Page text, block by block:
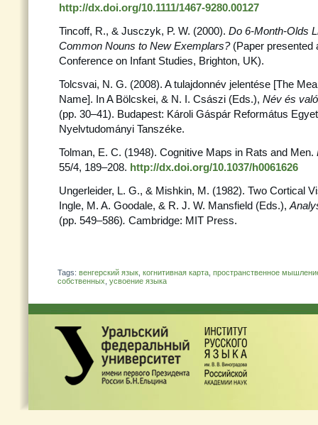
http://dx.doi.org/10.1111/1467-9280.00127
Tincoff, R., & Jusczyk, P. W. (2000). Do 6-Month-Olds
Common Nouns to New Exemplars? (Paper presented
Conference on Infant Studies, Brighton, UK).
Tolcsvai, N. G. (2008). A tulajdonnév jelentése [The
Name]. In A Bölcskei, & N. I. Császi (Eds.), Név és
(pp. 30–41). Budapest: Károli Gáspár Református
Nyelvtudományi Tanszéke.
Tolman, E. C. (1948). Cognitive Maps in Rats and Men.
55/4, 189–208. http://dx.doi.org/10.1037/h0061626
Ungerleider, L. G., & Mishkin, M. (1982). Two Cortical
Ingle, M. A. Goodale, & R. J. W. Mansfield (Eds.),
(pp. 549–586). Cambridge: MIT Press.
Tags: венгерский язык когнитивная карта пространственное
собственных усвоение языка